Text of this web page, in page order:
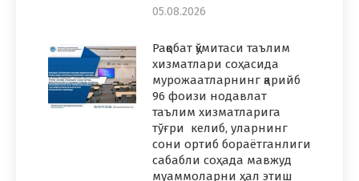
05.08.2026
Рақобат қўмитаси таълим
хизматлари соҳасида
мурожаатларнинг қарийб
96 фоизи нодавлат
таълим хизматларига
тўғри келиб, уларнинг
сони ортиб бораётганлиги
сабабли соҳада мавжуд
муаммоларни ҳал этиш